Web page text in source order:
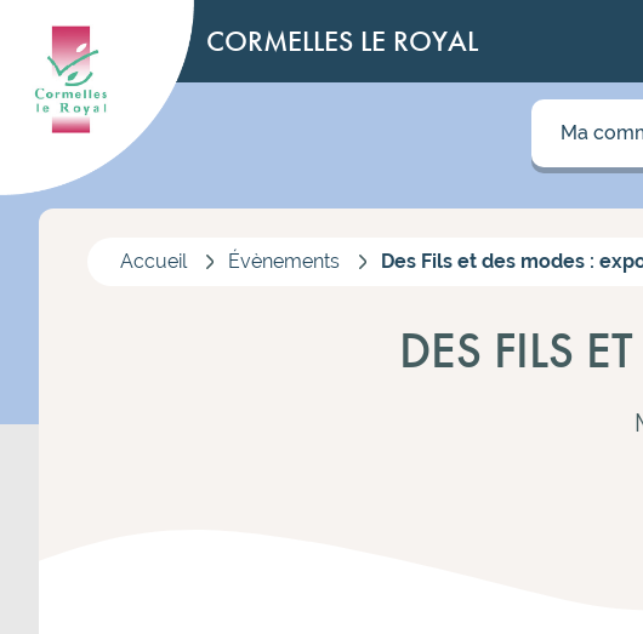
CORMELLES LE ROYAL
Ma
Accueil Évènements Des Fils et des modes :
DES FILS